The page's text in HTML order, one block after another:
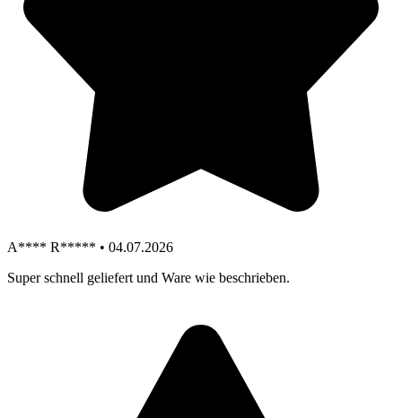
A**** R***** • 04.07.2026
Super schnell geliefert und Ware wie beschrieben.